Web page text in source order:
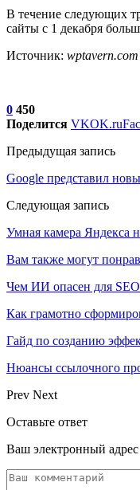
В течение следующих
сайты с 1 декабря
Источник: wptavern.com
0 450
Поделится VKOK.ru
Предыдущая запись
Google представил
Следующая запись
Умная камера Яндекса
Вам также могут
Чем ИИ опасен для SEO
Как грамотно
Гайд по созданию
Нюансы ссылочного
Prev Next
Оставьте ответ
Ваш электронный адрес